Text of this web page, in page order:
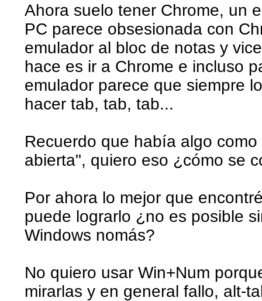
Ahora suelo tener Chrome, un
PC parece obsesionada con
emulador al bloc de notas y
hace es ir a Chrome e incluso
emulador parece que siempre
hacer tab, tab, tab...
Recuerdo que había algo
abierta", quiero eso ¿cómo se
Por ahora lo mejor que
puede lograrlo ¿no es posible
Windows nomás?
No quiero usar Win+Num
mirarlas y en general fallo, alt-